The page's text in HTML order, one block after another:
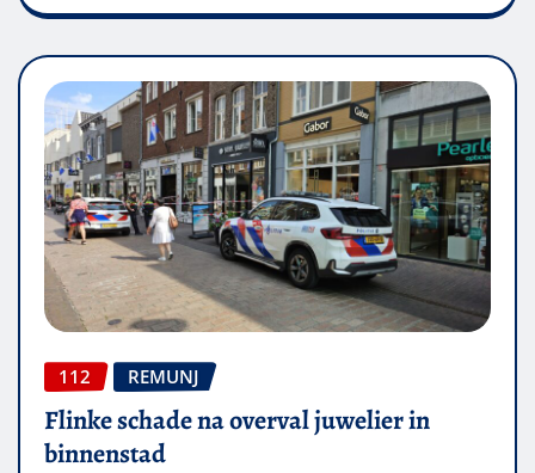
112 REMUNJ
Flinke schade na overval juwelier in
binnenstad